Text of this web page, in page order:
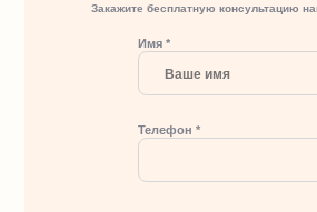
Закажите бесплатную консультацию
Имя *
Телефон *